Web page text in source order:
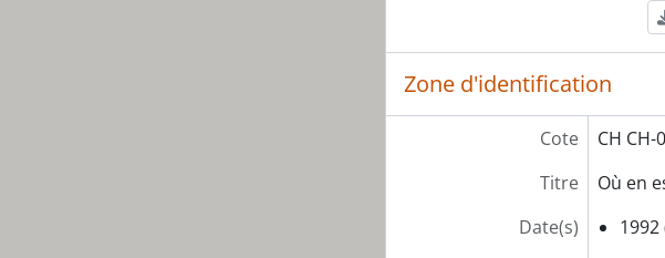
[Pièce] C-0044 -
[Pièce] C-0045B -
[Pièce] C-0046A -
[Pièce] C-0046B -
[Pièce] C-0047A -
[Pièce] CDR015 -
[Sous-fonds] SF01 -
Zone d'identification
Cote
CH CH-
Titre
Où en
Date(s)